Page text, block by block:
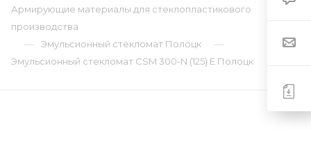
Армирующие материалы для стеклопластикового
производства
— Эмульсионный стекломат Полоцк —
Эмульсионный стекломат CSM 300-N (125) E Полоцк